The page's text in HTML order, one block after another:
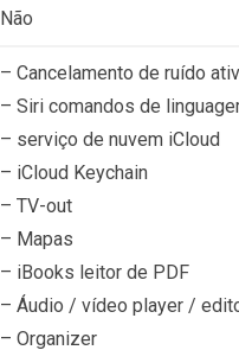
Não
– Cancelamento de ruído
– Siri comandos de
– serviço de nuvem iCloud
– iCloud Keychain
– TV-out
– Mapas
– iBooks leitor de PDF
– Áudio / vídeo player /
– Organizer